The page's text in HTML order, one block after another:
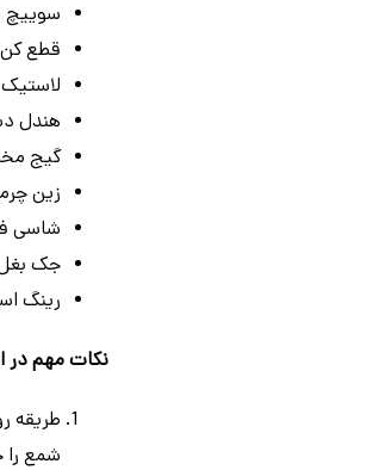
سوییچ
قطع کن
هندل
گیج
زین
شاسی
جک
رینگ
نکات مهم در
شمع